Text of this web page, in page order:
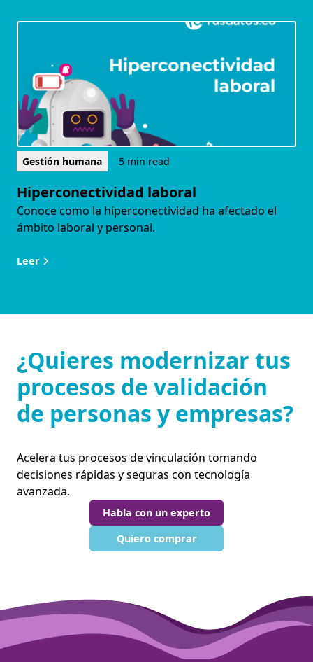
Gestión humana 5 min read
Hiperconectividad laboral
Conoce como la hiperconectividad ha afectado el
ámbito laboral y personal.
Leer
¿Quieres modernizar tus
procesos de validación
de personas y empresas?
Acelera tus procesos de vinculación tomando
decisiones rápidas y seguras con tecnología
avanzada.
Habla con un experto
Quiero comprar